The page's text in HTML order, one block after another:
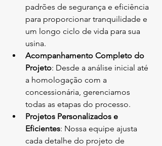
padrões de segurança e eficiência
para proporcionar tranquilidade e
um longo ciclo de vida para sua
usina.
Acompanhamento Completo do
Projeto: Desde a análise inicial até
a homologação com a
concessionária, gerenciamos
todas as etapas do processo.
Projetos Personalizados e
Eficientes: Nossa equipe ajusta
cada detalhe do projeto de